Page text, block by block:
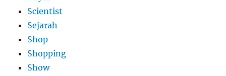
Scientist
Sejarah
Shop
Shopping
Show